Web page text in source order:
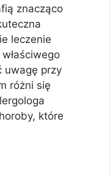
znacząco
leczenie
uwagę przy
różni się
które